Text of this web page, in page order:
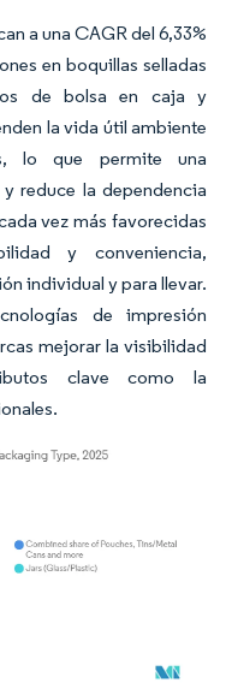
a una CAGR del 6,33%
en boquillas selladas
de bolsa en caja y
la vida útil ambiente
lo que permite una
reduce la dependencia
vez más favorecidas
y conveniencia,
individual y para llevar.
de impresión
mejorar la visibilidad
clave como la